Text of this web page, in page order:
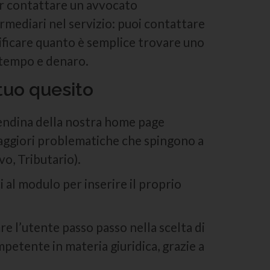
contattare un avvocato
nel servizio: puoi contattare
quanto è semplice trovare uno
e denaro.
quesito
della nostra home page
problematiche che spingono a
Tributario).
al modulo per inserire il proprio
l’utente passo passo nella scelta di
in materia giuridica, grazie a